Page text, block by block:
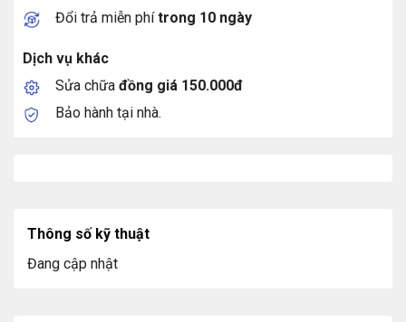
Đổi trả miễn phítrong 10 ngày
Dịch vụ khác
Sửa chữa đồng giá 150.000đ
Bảo hành tại nhà.
Thông số kỹ thuật
Đang cập nhật